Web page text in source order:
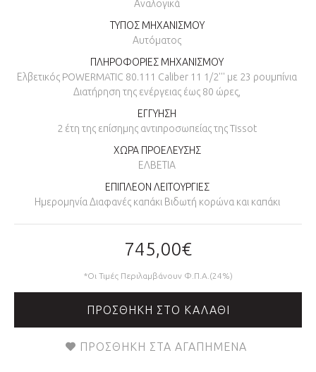
Αναλογικά
ΤΥΠΟΣ ΜΗΧΑΝΙΣΜΟΥ
Αυτόματος
ΠΛΗΡΟΦΟΡΙΕΣ ΜΗΧΑΝΙΣΜΟΥ
Ελβετικός POWERMATIC 80.111 Caliber 11 1/2''' με 23 ρουμπίνια
Διατήρηση της ενέργειας έως 80 ώρες,
ΕΓΓΥΗΣΗ
2 έτη της επίσημης αντιπροσωπείας της Tissot
ΧΩΡΑ ΠΡΟΕΛΕΥΣΗΣ
ΕΛΒΕΤΙΑ
ΕΠΙΠΛΕΟΝ ΛΕΙΤΟΥΡΓΙΕΣ
Ημερομηνία Διαφανές καπάκι Βιδωτή κορώνα και καπάκι
745,00€
*Οι Τιμές Περιλαμβάνουν Φ.Π.Α.(24%)
ΠΡΟΣΘΉΚΗ ΣΤΟ ΚΑΛΆΘΙ
ΠΡΟΣΘΉΚΗ ΣΤΑ ΑΓΑΠΗΜΈΝΑ